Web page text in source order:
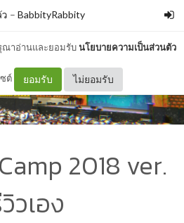
ณาอ่านและยอมรับนโยบายความเป็นส่วนตัว
ซต์ ยอมรับ ไม่ยอมรับ
– BabbityRabbity
2018 ver.
วเอง